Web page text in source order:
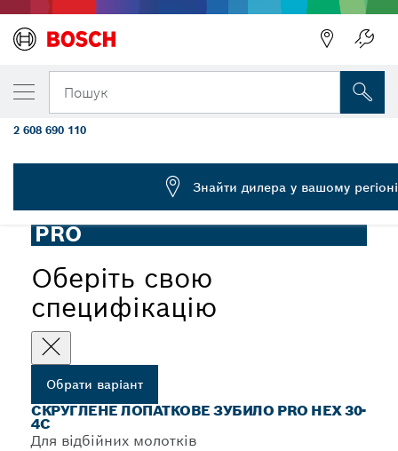
Пошук
PRO
Оберіть свою
специфікацію
Обрати варіант
СКРУГЛЕНЕ ЛОПАТКОВЕ ЗУБИЛО PRO HEX 30-
4C
Для відбійних молотків
ОБРАНИЙ ВАРІАНТ
Заокруглене лопаткове зубило PRO HEX
135 x 400 мм
2 608 690 110
Знайти дилера у вашому регіоні